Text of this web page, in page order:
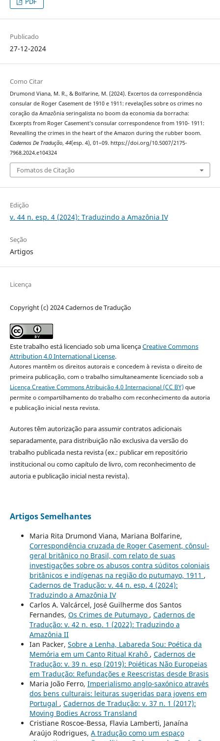
Publicado
27-12-2024
Como Citar
Drumond Viana, M. R., & Bolfarine, M. (2024). Excertos da correspondência
consular de Roger Casement de 1910 e 1911: revelações sobre os crimes no
coração da Amazônia seringalista no boom da economia da borracha:
Excerpts from Roger Casement’s consular correspondence from 1910- 1911:
Revealling the crimes in the heart of the Amazon during the rubber boom.
Cadernos De Tradução, 44(esp. 4), 01–09. https://doi.org/10.5007/2175-
7968.2024.e104324
Fomatos de Citação
Edição
v. 44 n. esp. 4 (2024): Traduzindo a Amazônia IV
Seção
Artigos
Licença
Copyright (c) 2024 Cadernos de Tradução
Este trabalho está licenciado sob uma licençaCreative Commons
Attribution 4.0 International License.
Autores mantêm os direitos autorais e concedem à revista o direito de
primeira publicação, com o trabalho simultaneamente licenciado sob a
Licença Creative Commons Atribuição 4.0 Internacional (CC BY)que
permite o compartilhamento do trabalho com reconhecimento da autoria
e publicação inicial nesta revista.
Autores têm autorização para assumir contratos adicionais
separadamente, para distribuição não exclusiva da versão do
trabalho publicada nesta revista (ex.: publicar em repositório
institucional ou como capítulo de livro, com reconhecimento de
autoria e publicação inicial nesta revista).
Artigos Semelhantes
Maria Rita Drumond Viana, Mariana Bolfarine,
Correspondência cruzada de Roger Casement, cônsul-
geral britânico no Brasil, com relato de suas
investigações sobre os abusos contra súditos coloniais
britânicos e indígenas na região do putumayo, 1911 ,
Cadernos de Tradução: v. 44 n. esp. 4 (2024):
Traduzindo a Amazônia IV
Carlos A. Valcárcel, José Guilherme dos Santos
Fernandes, Os Crimes de Putumayo , Cadernos de
Tradução: v. 42 n. esp. 1 (2022): Traduzindo a
Amazônia II
Ian Packer, Sobre a Lenha, Labareda Sou: Poética da
Memória em um Canto Ritual Krahô , Cadernos de
Tradução: v. 39 n. esp (2019): Poiéticas Não Europeias
em Tradução: Refundações e Reescristas desde Brasis
Maria João Ferro, Imperialismo anglo-saxónico através
dos bens culturais: leituras sugeridas para jovens em
Portugal , Cadernos de Tradução: v. 37 n. 1 (2017):
Moving Bodies Across Transland
Cristiane Roscoe-Bessa, Flavia Lamberti, Janaína
Araújo Rodrigues, A tradução como um espaço